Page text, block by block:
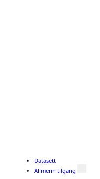
Datasett
Allmenn tilgang